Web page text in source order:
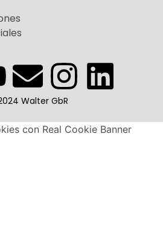
Walter GbR
con Real Cookie Banner